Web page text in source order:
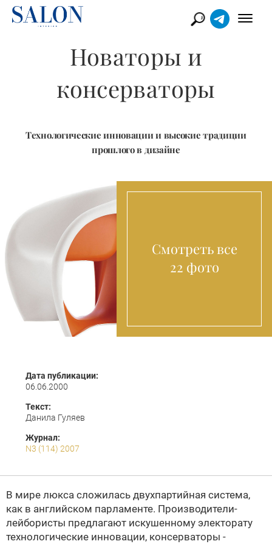
Новаторы и
консерваторы
Технологические инновации и высокие традиции
прошлого в дизайне
Смотреть все
22 фото
Дата публикации:
06.06.2000
Текст:
Данила Гуляев
Журнал:
N3 (114) 2007
В мире люкса сложилась двухпартийная система,
как в английском парламенте. Производители-
лейбористы предлагают искушенному электорату
технологические инновации, консерваторы -